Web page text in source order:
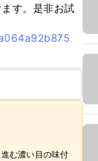
す。是非お試
む濃い目の味付